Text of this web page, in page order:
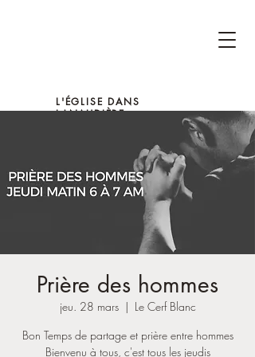
L'ÉGLISE DANS
LANAUDIÈRE
Prière des hommes
jeu. 28 mars
  |
Le Cerf Blanc
Bon Temps de partage et prière entre hommes
Bienvenu à tous, c'est tous les jeudis